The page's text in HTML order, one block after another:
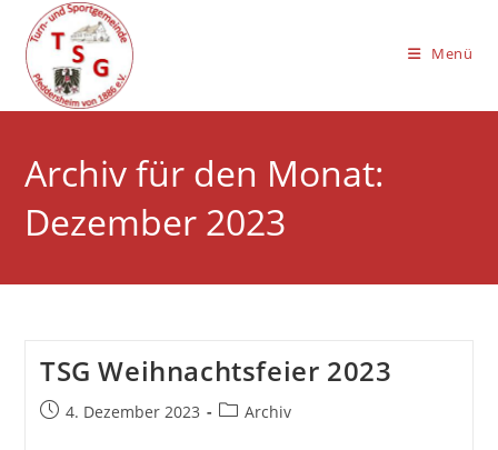
Inhalt
springen
Menü
Archiv für den Monat:
Dezember 2023
TSG Weihnachtsfeier 2023
Beitrag4. Dezember 2023
Beitrags-
Archiv